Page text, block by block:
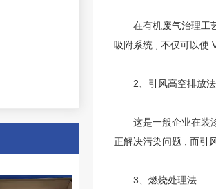
在有机废气治理工艺
吸附系统 , 不仅可以使
2、引风高空排放法
这是一般企业在装漆
正解决污染问题 , 而引
3、燃烧处理法